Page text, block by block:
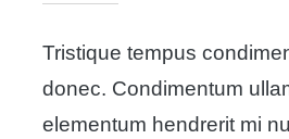
Tristique tempus
donec. Condimentum
elementum hendrerit mi